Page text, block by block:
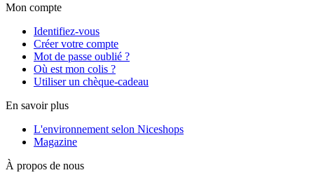
Mon compte
Identifiez-vous
Créer votre compte
Mot de passe oublié ?
Où est mon colis ?
Utiliser un chèque-cadeau
En savoir plus
L'environnement selon Niceshops
Magazine
À propos de nous